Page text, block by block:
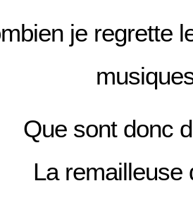
je regrette
Que sont donc
La remailleuse